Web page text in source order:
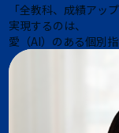
「全教科、成績アッ
実現するのは、
愛（AI）のある個別